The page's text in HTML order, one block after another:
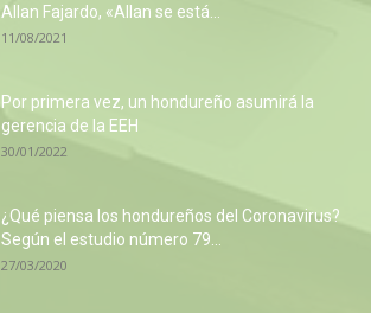
Allan Fajardo, «Allan se está...
11/08/2021
Por primera vez, un hondureño asumirá la
gerencia de la EEH
30/01/2022
¿Qué piensa los hondureños del Coronavirus?
Según el estudio número 79...
27/03/2020